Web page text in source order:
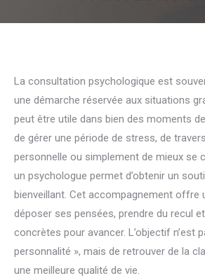
La consultation psychologique est
une démarche réservée aux situations
peut être utile dans bien des moments de
de gérer une période de stress, de
personnelle ou simplement de mieux se
un psychologue permet d’obtenir un
bienveillant. Cet accompagnement offre
déposer ses pensées, prendre du recul
concrètes pour avancer. L’objectif n’est
personnalité », mais de retrouver de la
une meilleure qualité de vie.